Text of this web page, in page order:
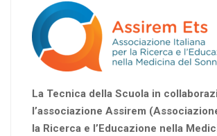
La Tecnica della Scuola in
l’associazione Assirem
la Ricerca e l’Educazione nella